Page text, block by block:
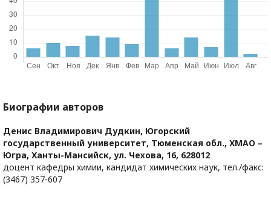
Биографии авторов
Денис Владимирович Дудкин, Югорский
государственный университет, Тюменская обл., ХМАО –
Югра, Ханты-Мансийск, ул. Чехова, 16, 628012
доцент кафедры химии, кандидат химических наук, тел./факс:
(3467) 357-607